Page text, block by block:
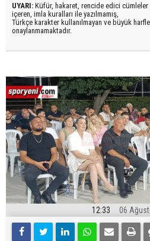
UYARI: Küfür, hakaret, rencide edici cümleler
içeren, imla kuralları ile yazılmamış,
Türkçe karakter kullanılmayan ve büyük
onaylanmamaktadır.
12:33 06